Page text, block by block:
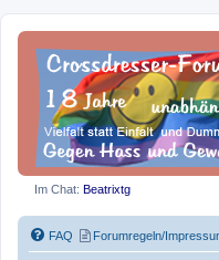
Im Chat: Beatrixtg
FAQ Forumregeln/